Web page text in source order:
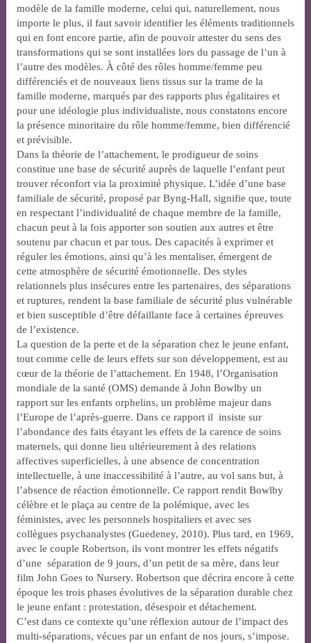
modèle de la famille moderne, celui qui, naturellement, nous
importe le plus, il faut savoir identifier les éléments traditionnels
qui en font encore partie, afin de pouvoir attester du sens des
transformations qui se sont installées lors du passage de l’un à
l’autre des modèles. À côté des rôles homme/femme peu
différenciés et de nouveaux liens tissus sur la trame de la
famille moderne, marqués par des rapports plus égalitaires et
pour une idéologie plus individualiste, nous constatons encore
la présence minoritaire du rôle homme/femme, bien différencié
et prévisible.
Dans la théorie de l’attachement, le prodigueur de soins
constitue une base de sécurité auprès de laquelle l’enfant peut
trouver réconfort via la proximité physique. L’idée d’une base
familiale de sécurité, proposé par Byng-Hall, signifie que, toute
en respectant l’individualité de chaque membre de la famille,
chacun peut à la fois apporter son soutien aux autres et être
soutenu par chacun et par tous. Des capacités à exprimer et
réguler les émotions, ainsi qu’à les mentaliser, émergent de
cette atmosphère de sécurité émotionnelle. Des styles
relationnels plus insécures entre les partenaires, des séparations
et ruptures, rendent la base familiale de sécurité plus vulnérable
et bien susceptible d’être défaillante face à certaines épreuves
de l’existence.
La question de la perte et de la séparation chez le jeune enfant,
tout comme celle de leurs effets sur son développement, est au
cœur de la théorie de l’attachement. En 1948, l’Organisation
mondiale de la santé (OMS) demande à John Bowlby un
rapport sur les enfants orphelins, un problème majeur dans
l’Europe de l’après-guerre. Dans ce rapport il insiste sur
l’abondance des faits étayant les effets de la carence de soins
maternels, qui donne lieu ultérieurement à des relations
affectives superficielles, à une absence de concentration
intellectuelle, à une inaccessibilité à l’autre, au vol sans but, à
l’absence de réaction émotionnelle. Ce rapport rendit Bowlby
célèbre et le plaça au centre de la polémique, avec les
féministes, avec les personnels hospitaliers et avec ses
collègues psychanalystes (Guedeney, 2010). Plus tard, en 1969,
avec le couple Robertson, ils vont montrer les effets négatifs
d’une séparation de 9 jours, d’un petit de sa mère, dans leur
film John Goes to Nursery. Robertson que décrira encore à cette
époque les trois phases évolutives de la séparation durable chez
le jeune enfant : protestation, désespoir et détachement.
C’est dans ce contexte qu’une réflexion autour de l’impact des
multi-séparations, vécues par un enfant de nos jours, s’impose.